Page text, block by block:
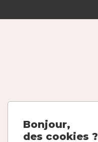
Bonjour,
des cookies ?